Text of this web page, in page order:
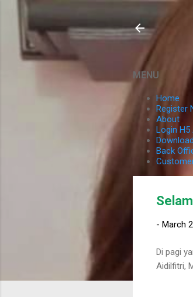
MENU
Home
Register
About
Login H5
Back
- March
Di pagi
Aidilfitri,